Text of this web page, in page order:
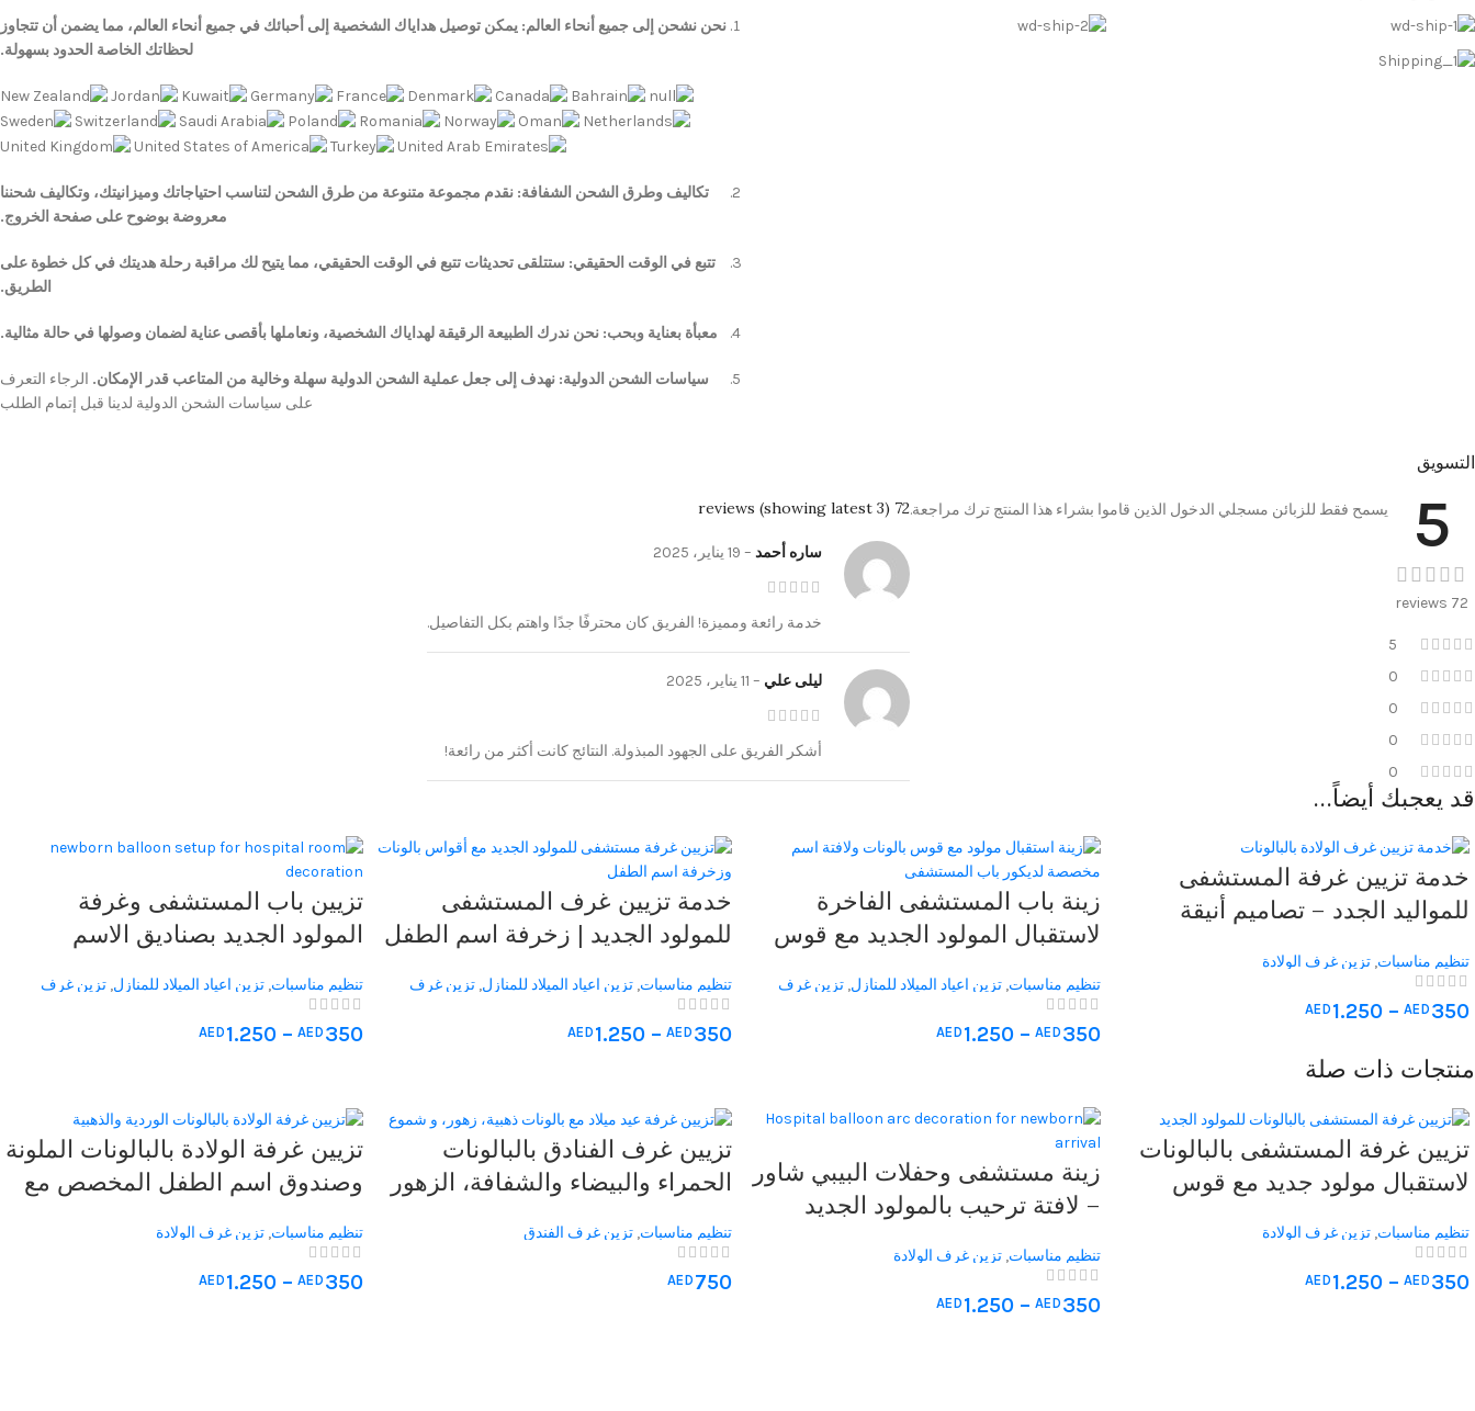
نحن نشحن إلى جميع أنحاء العالم: يمكن توصيل هداياك الشخصية إلى أحبائك في جميع أنحاء العالم، مما يضمن أن تتجاوز
لحظاتك الخاصة الحدود بسهولة.
تكاليف وطرق الشحن الشفافة: نقدم مجموعة متنوعة من طرق الشحن لتناسب احتياجاتك وميزانيتك، وتكاليف شحننا
معروضة بوضوح على صفحة الخروج.
تتبع في الوقت الحقيقي: ستتلقى تحديثات تتبع في الوقت الحقيقي، مما يتيح لك مراقبة رحلة هديتك في كل خطوة على
الطريق.
معبأة بعناية وبحب: نحن ندرك الطبيعة الرقيقة لهداياك الشخصية، ونعاملها بأقصى عناية لضمان وصولها في حالة مثالية.
سياسات الشحن الدولية: نهدف إلى جعل عملية الشحن الدولية سهلة وخالية من المتاعب قدر الإمكان. الرجاء التعرف
على سياسات الشحن الدولية لدينا قبل إتمام الطلب
التسويق
5
72 reviews
5
0
0
0
0
72 reviews (showing latest 3)
ساره أحمد – 19 يناير، 2025
خدمة رائعة ومميزة! الفريق كان محترفًا جدًا واهتم بكل التفاصيل.
ليلى علي – 11 يناير، 2025
أشكر الفريق على الجهود المبذولة. النتائج كانت أكثر من رائعة!
يسمح فقط للزبائن مسجلي الدخول الذين قاموا بشراء هذا المنتج ترك مراجعة.
قد يعجبك أيضاً…
خدمة تزيين غرفة المستشفى
للمواليد الجدد – تصاميم أنيقة
سريع في نفس اليوم داخل الإمارات
والسعودية
تنظيم مناسبات, تزين غرف الولادة
AED 350
–
AED 1.250
زينة باب المستشفى الفاخرة
لاستقبال المولود الجديد مع قوس
أنيق يناسب احتفالات الولادة ويضفي
لمسة ترحيبية خاصة للأم والطفل
تنظيم مناسبات, تزين اعياد الميلاد للمنازل, تزين غرف
الولادة
AED 350
–
AED 1.250
خدمة تزيين غرف المستشفى
للمولود الجديد | زخرفة اسم الطفل
في مستشفيات الإمارات الرائدة
تنظيم مناسبات, تزين اعياد الميلاد للمنازل, تزين غرف
الولادة
AED 350
–
AED 1.250
تزيين باب المستشفى وغرفة
المولود الجديد بصناديق الاسم
تنظيم مناسبات, تزين اعياد الميلاد للمنازل, تزين غرف
الولادة
AED 350
–
AED 1.250
منتجات ذات صلة
تزيين غرفة المستشفى بالبالونات
لاستقبال مولود جديد مع قوس
عجمان أبوظبي
تنظيم مناسبات, تزين غرف الولادة
AED 350
–
AED 1.250
زينة مستشفى وحفلات البيبي شاور
– لافتة ترحيب بالمولود الجديد
تنظيم مناسبات, تزين غرف الولادة
AED 350
–
AED 1.250
تزيين غرف الفنادق بالبالونات
الحمراء والبيضاء والشفافة، الزهور
والزفاف والذكرى السنوية
تنظيم مناسبات, تزين غرف الفندق
AED 750
تزيين غرفة الولادة بالبالونات الملونة
وصندوق اسم الطفل المخصص مع
تنظيم مناسبات, تزين غرف الولادة
AED 350
–
AED 1.250